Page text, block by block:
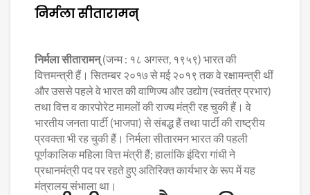
निर्मला सीतारामन्
निर्मला सीतारामन्(जन्म : १८ अगस्त, १९५९) भारत की
वित्तमन्त्री हैं। सितम्बर २०१७ से मई २०१९ तक वे रक्षामन्त्री थीं
और उससे पहले वे भारत की वाणिज्य और उद्योग (स्वतंत्र प्रभार)
तथा वित्त व कारपोरेट मामलों की राज्य मंत्री रह चुकी हैं। वे
भारतीय जनता पार्टी (भाजपा) से संबद्ध हैं तथा पार्टी की राष्ट्रीय
प्रवक्ता भी रह चुकी हैं। निर्मला सीतारमन भारत की पहली
पूर्णकालिक महिला वित्त मंत्री हैं; हालांकि इंदिरा गांधी ने
प्रधानमंत्री पद पर रहते हुए अतिरिक्त कार्यभार के रूप में यह
मंत्रालय संभाला था।